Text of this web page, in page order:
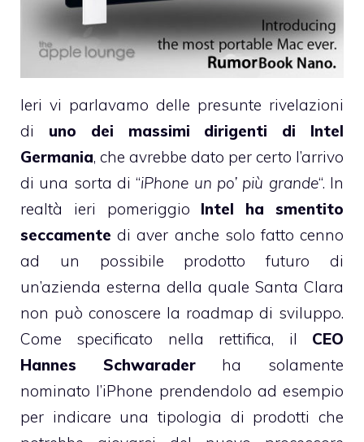
Ieri vi parlavamo delle presunte rivelazioni
di uno dei massimi dirigenti di Intel
Germania, che avrebbe dato per certo l’arrivo
di una sorta di “iPhone un po’ più grande“. In
realtà ieri pomeriggio Intel ha smentito
seccamente di aver anche solo fatto cenno
ad un possibile prodotto futuro di
un’azienda esterna della quale Santa Clara
non può conoscere la roadmap di sviluppo.
Come specificato nella rettifica, il CEO
Hannes Schwaraderha solamente
nominato l’iPhone prendendolo ad esempio
per indicare una tipologia di prodotti che